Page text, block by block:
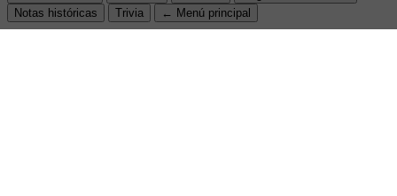
Notas históricas
Trivia ← Menú principal